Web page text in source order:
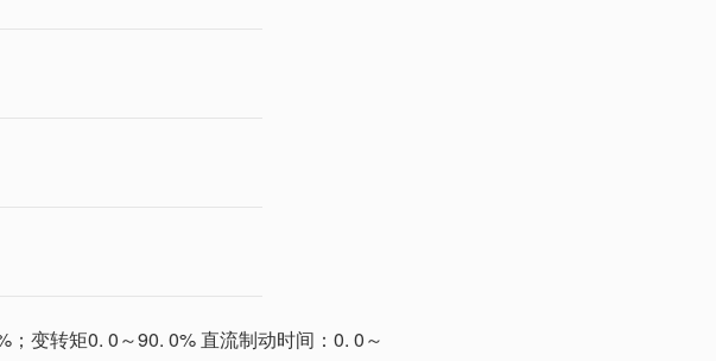
变转矩0. 0～90. 0% 直流制动时间：0. 0～